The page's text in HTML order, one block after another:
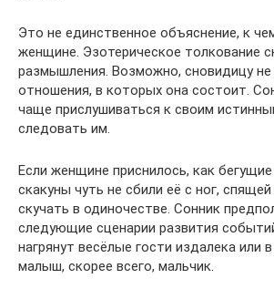
Это не единственное объяснение, к
женщине. Эзотерическое толкование
размышления. Возможно, сновидицу
отношения, в которых она состоит.
чаще прислушиваться к своим
следовать им.
Если женщине приснилось, как
скакуны чуть не сбили её с ног,
скучать в одиночестве. Сонник
следующие сценарии развития
нагрянут весёлые гости издалека или
малыш, скорее всего, мальчик.